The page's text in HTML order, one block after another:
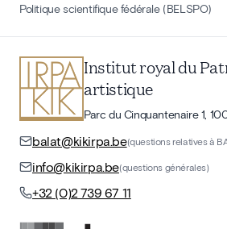
Politique scientifique fédérale (BELSPO)
Institut royal du
artistique
Parc du Cinquantenaire 1,
balat@kikirpa.be(questions relatives à
info@kikirpa.be(questions générales)
+32 (0)2 739 67 11